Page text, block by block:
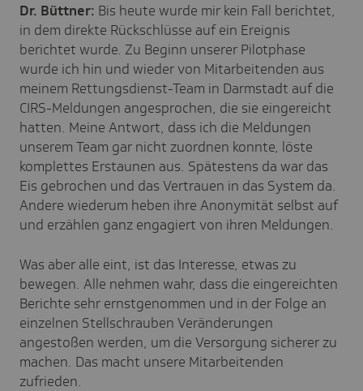
Dr. Büttner: Bis heute wurde mir kein Fall berichtet,
in dem direkte Rückschlüsse auf ein Ereignis
berichtet wurde. Zu Beginn unserer Pilotphase
wurde ich hin und wieder von Mitarbeitenden aus
meinem Rettungsdienst-Team in Darmstadt auf die
CIRS-Meldungen angesprochen, die sie eingereicht
hatten. Meine Antwort, dass ich die Meldungen
unserem Team gar nicht zuordnen konnte, löste
komplettes Erstaunen aus. Spätestens da war das
Eis gebrochen und das Vertrauen in das System da.
Andere wiederum heben ihre Anonymität selbst auf
und erzählen ganz engagiert von ihren Meldungen.
Was aber alle eint, ist das Interesse, etwas zu
bewegen. Alle nehmen wahr, dass die eingereichten
Berichte sehr ernstgenommen und in der Folge an
einzelnen Stellschrauben Veränderungen
angestoßen werden, um die Versorgung sicherer zu
machen. Das macht unsere Mitarbeitenden
zufrieden.